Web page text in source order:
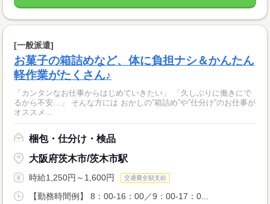
[一般派遣]
お菓子の箱詰めなど、体に負担ナシ＆かんたん
軽作業がたくさん♪
「カンタンなお仕事からはじめていきたい」 「久しぶりに働きにで
るから不安…」 そんな方には おかしの”箱詰め”や”仕分け”のお仕事が
オススメ...
梱包・仕分け・検品
大阪府茨木市/茨木市駅
時給1,250円～1,600円 交通費全額支給
【勤務時間例】 8：00-16：00／9：00-17：0...